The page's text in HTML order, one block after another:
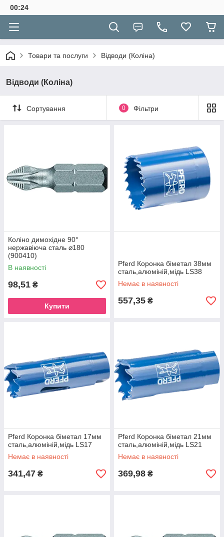
00:24
Товари та послуги Відводи (Коліна)
Відводи (Коліна)
Сортування 0 Фільтри
Коліно димохідне 90°
нержавіюча сталь ⌀180
(900410)
В наявності
98,51 ₴
Купити
Pferd Коронка біметал 38мм
сталь,алюміній,мідь LS38
Немає в наявності
557,35 ₴
Pferd Коронка біметал 17мм
сталь,алюміній,мідь LS17
Немає в наявності
341,47 ₴
Pferd Коронка біметал 21мм
сталь,алюміній,мідь LS21
Немає в наявності
369,98 ₴